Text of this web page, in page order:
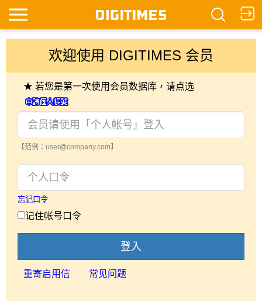
欢迎使用 DIGITIMES 会员
★ 若您是第一次使用会员数据库，请点选
【范例：user@company.com】
忘记口令
记住帐号口令
登入
重寄启用信 常见问题